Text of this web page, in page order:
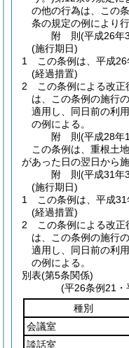
の他の行為は、この
条の規定の例により
附 則(平成26年
(施行期日)
1
この条例は、平成26
(経過措置)
2
この条例による改
は、この条例の施行
適用し、同日前の利
の例による。
附 則(平成28年
この条例は、重根土
があった日の翌日から施
附 則(平成31年
(施行期日)
1
この条例は、平成31
(経過措置)
2
この条例による改
は、この条例の施行
適用し、同日前の利
の例による。
別表(第5条関係)
(平26条例21・
種別
会議室
談話室